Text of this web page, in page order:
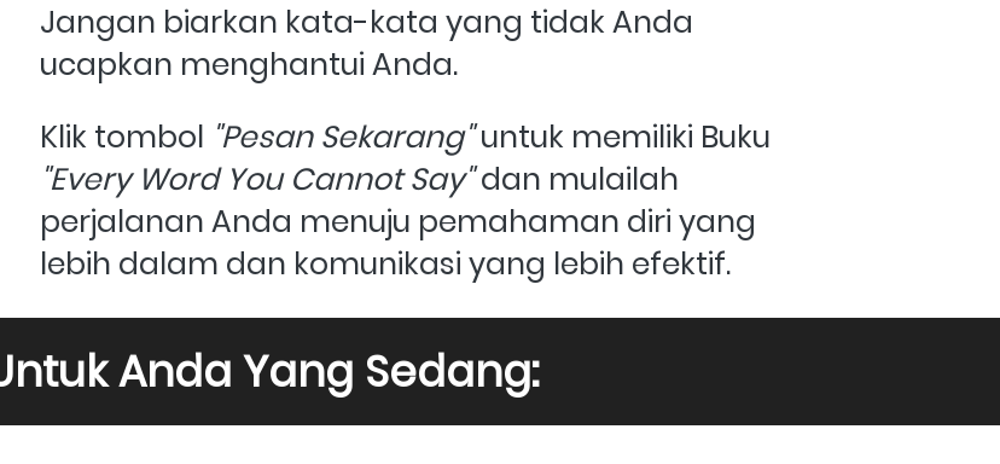
Jangan biarkan kata-kata yang tidak Anda
ucapkan menghantui Anda.
Klik tombol "Pesan Sekarang"
"Every Word You Cannot Say" dan mulailah
perjalanan Anda menuju pemahaman diri yang
lebih dalam dan komunikasi yang lebih efektif.
Anda Yang Sedang: